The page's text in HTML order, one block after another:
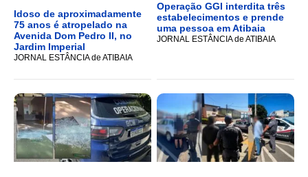
Idoso de aproximadamente
75 anos é atropelado na
Avenida Dom Pedro II, no
Jardim Imperial
JORNAL ESTÂNCIA de ATIBAIA
Operação GGI interdita três
estabelecimentos e prende
uma pessoa em Atibaia
JORNAL ESTÂNCIA de ATIBAIA